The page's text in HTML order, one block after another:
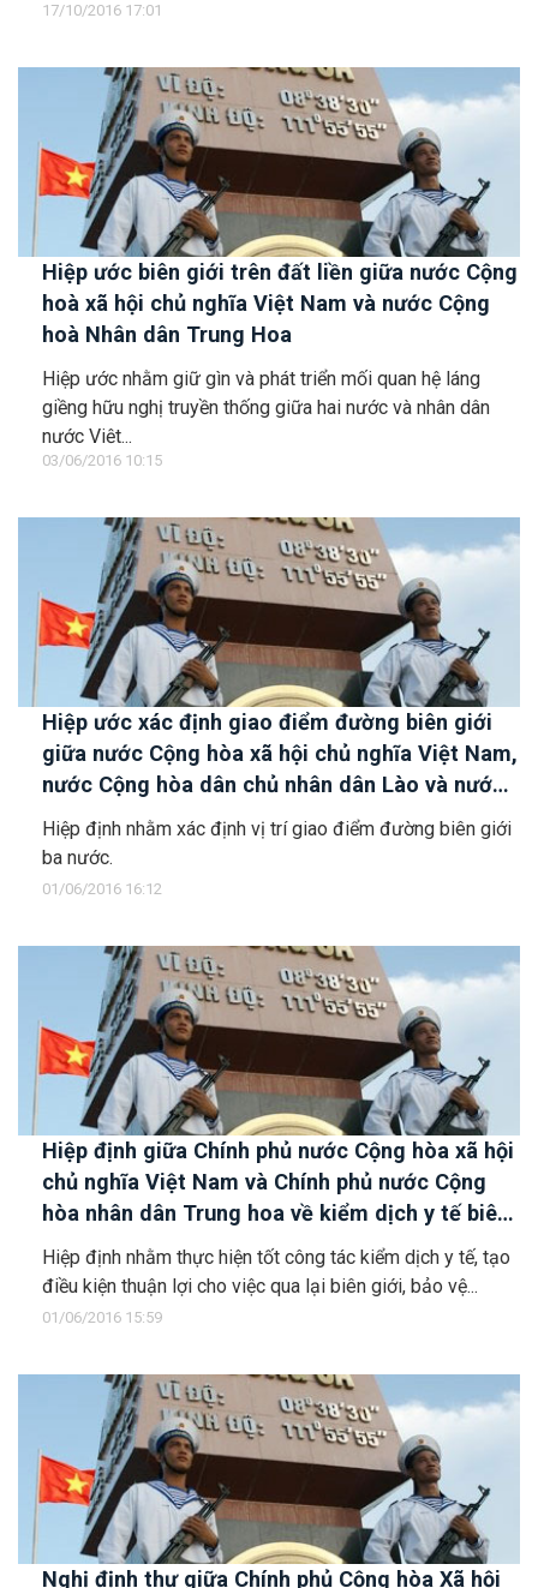
17/10/2016 17:01
Hiệp ước biên giới trên đất liền giữa nước Cộng
hoà xã hội chủ nghĩa Việt Nam và nước Cộng
hoà Nhân dân Trung Hoa
Hiệp ước nhằm giữ gìn và phát triển mối quan hệ láng
giềng hữu nghị truyền thống giữa hai nước và nhân dân
nước Việt...
03/06/2016 10:15
Hiệp ước xác định giao điểm đường biên giới
giữa nước Cộng hòa xã hội chủ nghĩa Việt Nam,
nước Cộng hòa dân chủ nhân dân Lào và nước
Cộng hòa nhân dân Trung Hoa
Hiệp định nhằm xác định vị trí giao điểm đường biên giới
ba nước.
01/06/2016 16:12
Hiệp định giữa Chính phủ nước Cộng hòa xã hội
chủ nghĩa Việt Nam và Chính phủ nước Cộng
hòa nhân dân Trung hoa về kiểm dịch y tế biên
giới
Hiệp định nhằm thực hiện tốt công tác kiểm dịch y tế, tạo
điều kiện thuận lợi cho việc qua lại biên giới, bảo vệ...
01/06/2016 15:59
Nghị định thư giữa Chính phủ Cộng hòa Xã hội